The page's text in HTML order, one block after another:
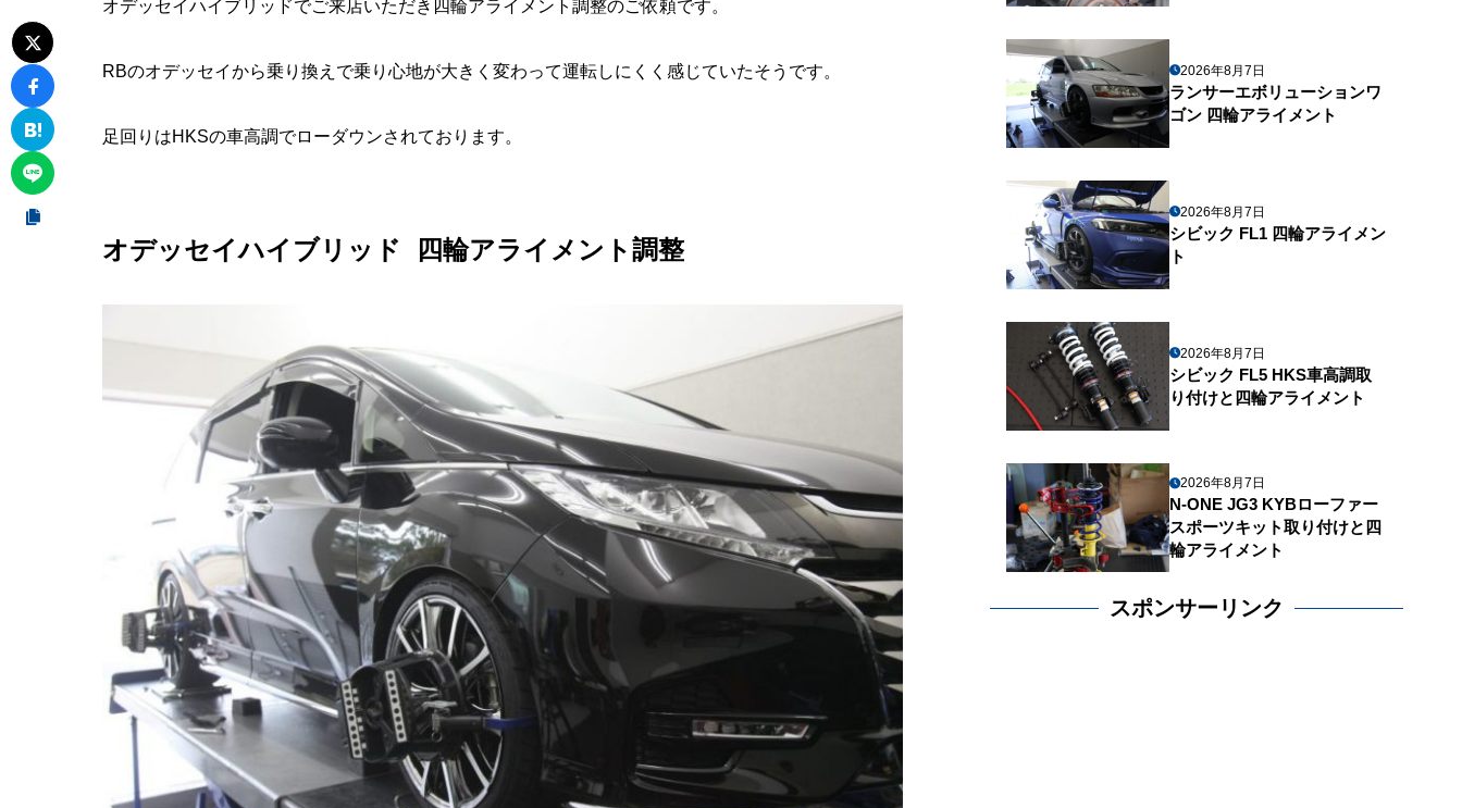
オデッセイハイブリッドでご来店いただき四輪アライメント調整のご依頼です。
RBのオデッセイから乗り換えで乗り心地が大きく変わって運転しにくく感じていたそうです。
足回りはHKSの車高調でローダウンされております。
オデッセイハイブリッド 四輪アライメント調整
2026年8月7日
ランサーエボリューションワ
ゴン 四輪アライメント
2026年8月7日
シビック FL1 四輪アライメン
ト
2026年8月7日
シビック FL5 HKS車高調取
り付けと四輪アライメント
2026年8月7日
N-ONE JG3 KYBローファー
スポーツキット取り付けと四
輪アライメント
スポンサーリンク